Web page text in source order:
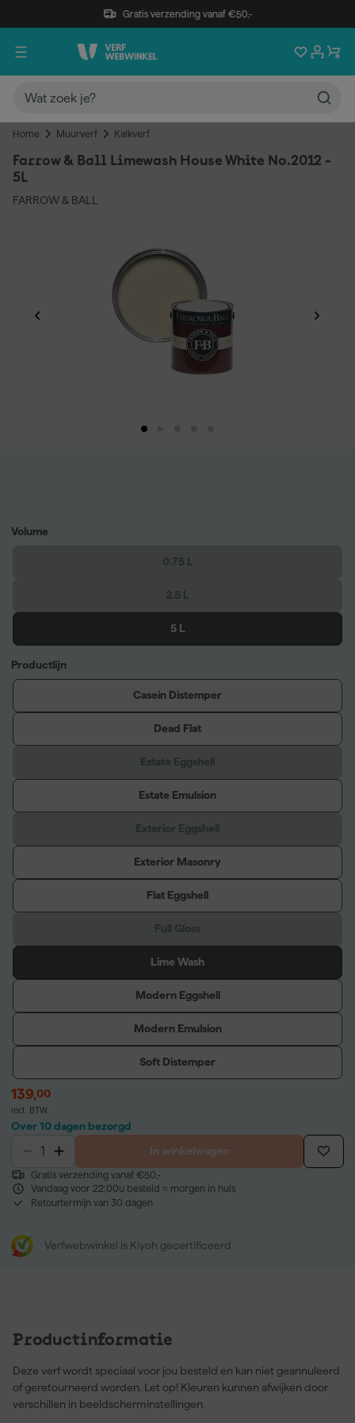
Gratis verzending vanaf €50,-
Home Muurverf Kalkverf
Farrow & Ball Limewash House White No.2012 -
5L
FARROW & BALL
Volume
5 L
Productlijn
Casein Distemper
Dead Flat
Estate Emulsion
Exterior Masonry
Flat Eggshell
Lime Wash
Modern Eggshell
Modern Emulsion
Soft Distemper
139,00
incl. BTW
Over 10 dagen bezorgd
In winkelwagen
Gratis verzending vanaf €50,-
Vandaag voor 22:00u besteld = morgen in huis
Retourtermijn van 30 dagen
Verfwebwinkel is Kiyoh gecertificeerd
Productinformatie
Deze verf wordt speciaal voor jou besteld en kan niet geannuleerd
of geretourneerd worden. Let op! Kleuren kunnen afwijken door
verschillen in beeldscherminstellingen.